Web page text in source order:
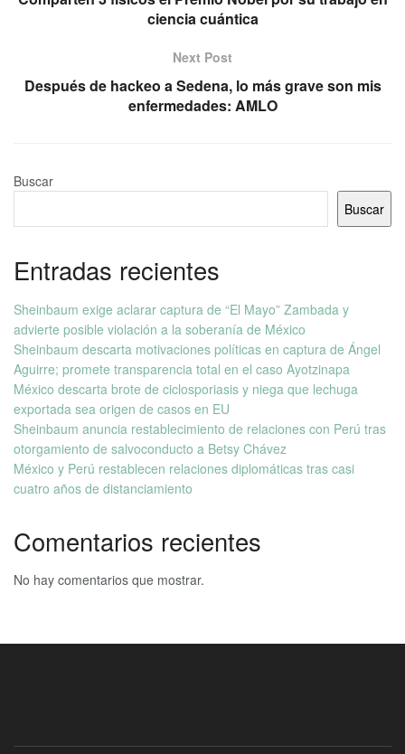
ciencia cuántica
Next Post
Después de hackeo a Sedena, lo más grave son mis
enfermedades: AMLO
Buscar
Buscar
Entradas recientes
Sheinbaum exige aclarar captura de “El Mayo” Zambada y
advierte posible violación a la soberanía de México
Sheinbaum descarta motivaciones políticas en captura de Ángel
Aguirre; promete transparencia total en el caso Ayotzinapa
México descarta brote de ciclosporiasis y niega que lechuga
exportada sea origen de casos en EU
Sheinbaum anuncia restablecimiento de relaciones con Perú tras
otorgamiento de salvoconducto a Betsy Chávez
México y Perú restablecen relaciones diplomáticas tras casi
cuatro años de distanciamiento
Comentarios recientes
No hay comentarios que mostrar.